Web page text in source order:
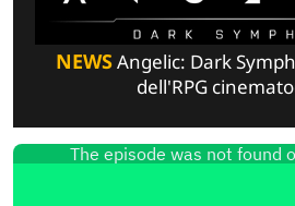
NEWSAngelic: Dark
dell'RPG